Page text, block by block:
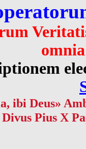
ibi Deus»
Pius X